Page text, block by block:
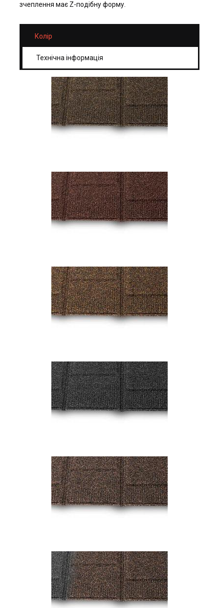
зчеплення має Z-подібну форму.
Колір
Технічна інформація